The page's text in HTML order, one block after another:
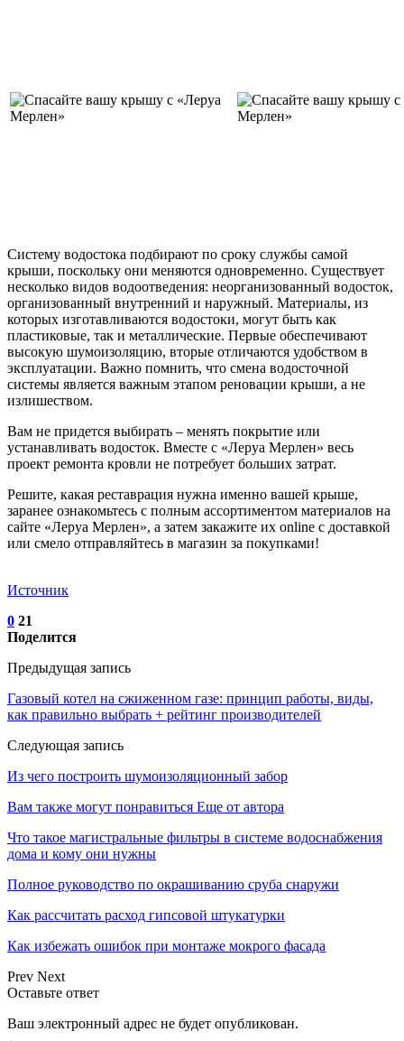
Систему водостока подбирают по сроку службы самой
крыши, поскольку они меняются одновременно. Существует
несколько видов водоотведения: неорганизованный водосток,
организованный внутренний и наружный. Материалы, из
которых изготавливаются водостоки, могут быть как
пластиковые, так и металлические. Первые обеспечивают
высокую шумоизоляцию, вторые отличаются удобством в
эксплуатации. Важно помнить, что смена водосточной
системы является важным этапом реновации крыши, а не
излишеством.
Вам не придется выбирать – менять покрытие или
устанавливать водосток. Вместе с «Леруа Мерлен» весь
проект ремонта кровли не потребует больших затрат.
Решите, какая реставрация нужна именно вашей крыше,
заранее ознакомьтесь с полным ассортиментом материалов на
сайте «Леруа Мерлен», а затем закажите их online с доставкой
или смело отправляйтесь в магазин за покупками!
Источник
0 21
Поделится
Предыдущая запись
Газовый котел на сжиженном газе: принцип работы, виды,
как правильно выбрать + рейтинг производителей
Следующая запись
Из чего построить шумоизоляционный забор
Вам также могут понравиться Еще от автора
Что такое магистральные фильтры в системе водоснабжения
дома и кому они нужны
Полное руководство по окрашиванию сруба снаружи
Как рассчитать расход гипсовой штукатурки
Как избежать ошибок при монтаже мокрого фасада
Prev Next
Оставьте ответ
Ваш электронный адрес не будет опубликован.